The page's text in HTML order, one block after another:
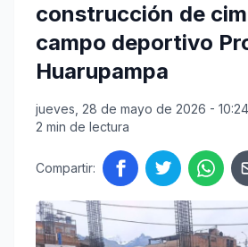
construcción de
campo deportivo
Huarupampa
jueves, 28 de mayo de 2026 -
2 min de lectura
Compartir: